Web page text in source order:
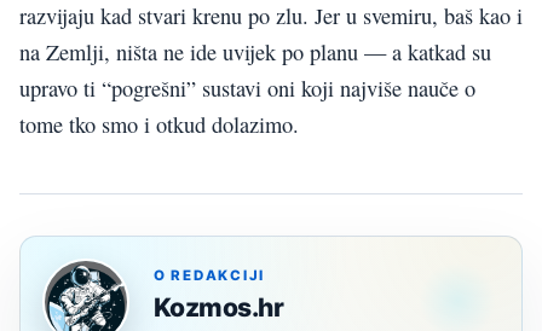
razvijaju kad stvari krenu po zlu. Jer u svemiru, baš kao i
na Zemlji, ništa ne ide uvijek po planu — a katkad su
upravo ti “pogrešni” sustavi oni koji najviše nauče o
tome tko smo i otkud dolazimo.
O REDAKCIJI
Kozmos.hr